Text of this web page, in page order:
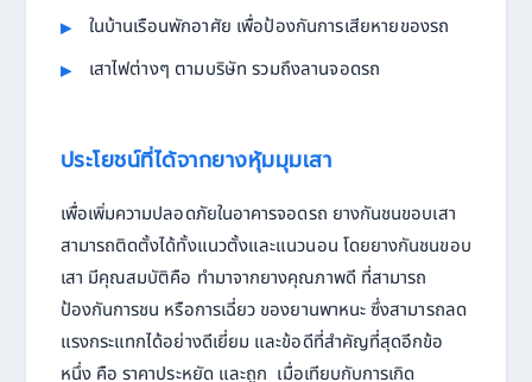
ในบ้านเรือนพักอาศัย เพื่อป้องกันการเสียหายของรถ
เสาไฟต่างๆ ตามบริษัท รวมถึงลานจอดรถ
ประโยชน์ที่ได้จากยางหุ้มมุมเสา
เพื่อเพิ่มความปลอดภัยในอาคารจอดรถ ยางกันชนขอบเสา
สามารถติดตั้งได้ทั้งแนวตั้งและแนวนอน โดยยางกันชนขอบ
เสา มีคุณสมบัติคือ ทำมาจากยางคุณภาพดี ที่สามารถ
ป้องกันการชน หรือการเฉี่ยว ของยานพาหนะ ซึ่งสามารถลด
แรงกระแทกได้อย่างดีเยี่ยม และข้อดีที่สำคัญที่สุดอีกข้อ
หนึ่ง คือ ราคาประหยัด และถูก เมื่อเทียบกับการเกิด